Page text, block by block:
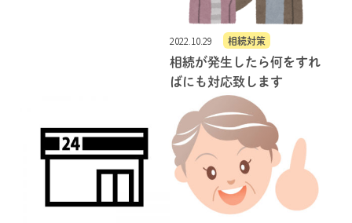
2022.10.29 相続対策
相続が発生したら何をすれ
ばにも対応致します